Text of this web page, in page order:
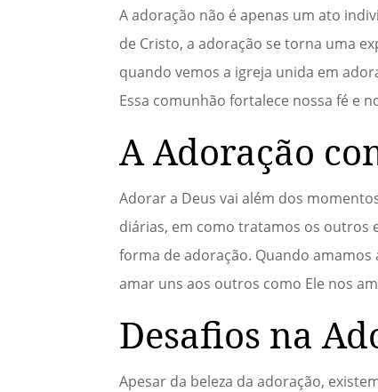
A adoração não é apenas um ato
de Cristo, a adoração se torna uma
quando vemos a igreja unida em
Essa comunhão fortalece nossa fé e
A Adoração
Adorar a Deus vai além dos
diárias, em como tratamos os outros
forma de adoração. Quando
amar uns aos outros como Ele nos
Desafios na
Apesar da beleza da adoração,